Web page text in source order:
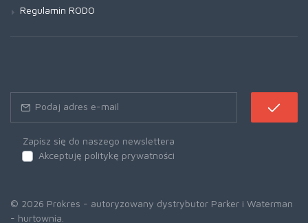
Regulamin RODO
Zapisz się do naszego newslettera
Akceptuję politykę prywatności
© 2026 Prokres - autoryzowany dystrybutor Parker i Waterman
- hurtownia.